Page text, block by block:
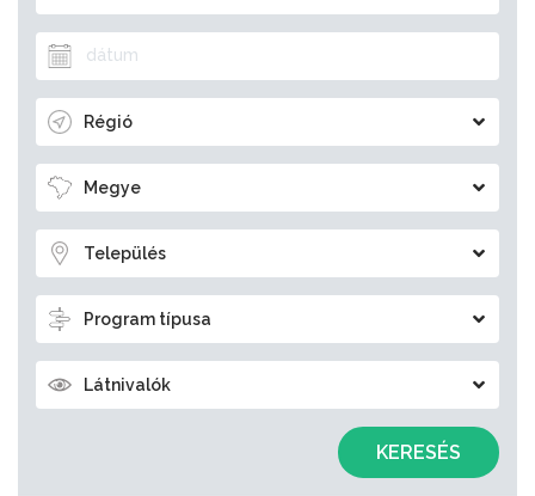
Régió
Megye
Település
Program típusa
Látnivalók
KERESÉS